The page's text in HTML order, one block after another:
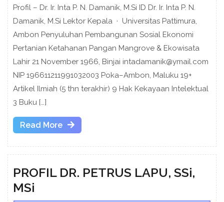
Profil – Dr. Ir. Inta P. N. Damanik, M.Si ID Dr. Ir. Inta P. N.
Damanik, M.Si Lektor Kepala · Universitas Pattimura,
Ambon Penyuluhan Pembangunan Sosial Ekonomi
Pertanian Ketahanan Pangan Mangrove & Ekowisata
Lahir 21 November 1966, Binjai intadamanik@ymail.com
NIP 196611211991032003 Poka–Ambon, Maluku 19+
Artikel Ilmiah (5 thn terakhir) 9 Hak Kekayaan Intelektual
3 Buku […]
Read More
Read
PROFIL DR. PETRUS LAPU, SSi,
MSi